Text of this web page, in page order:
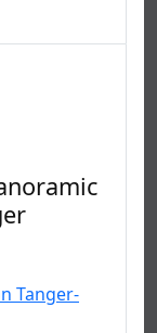
Tanger-